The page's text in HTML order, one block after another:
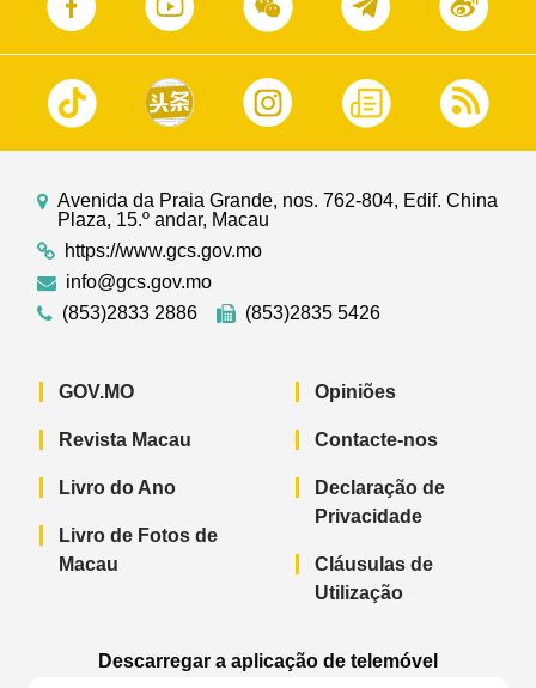
Avenida da Praia Grande, nos. 762-804, Edif. China
Plaza, 15.º andar, Macau
https://www.gcs.gov.mo
info@gcs.gov.mo
(853)2833 2886
(853)2835 5426
GOV.MO
Revista Macau
Livro do Ano
Livro de Fotos de
Macau
Opiniões
Contacte-nos
Declaração de
Privacidade
Cláusulas de
Utilização
Descarregar a aplicação de telemóvel